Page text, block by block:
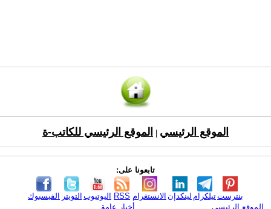
الموقع الرئيسي الموقع الرئيسي للكاتب-ة
تابعونا على:
الفيسبوك التويتر اليوتيوب RSS الانستغرام لينكدإن تيلكرامبنترست
الموقع الرئيسي
أخبار عامة